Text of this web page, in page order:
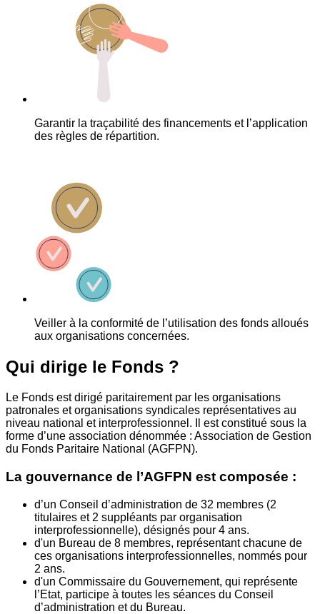
Garantir la traçabilité des financements et l’application
des règles de répartition.
Veiller à la conformité de l’utilisation des fonds alloués
aux organisations concernées.
Qui dirige le Fonds ?
Le Fonds est dirigé paritairement par les organisations
patronales et organisations syndicales représentatives au
niveau national et interprofessionnel. Il est constitué sous la
forme d’une association dénommée : Association de Gestion
du Fonds Paritaire National (AGFPN).
La gouvernance de l’AGFPN est composée :
d’un Conseil d’administration de 32 membres (2
titulaires et 2 suppléants par organisation
interprofessionnelle), désignés pour 4 ans.
d'un Bureau de 8 membres, représentant chacune de
ces organisations interprofessionnelles, nommés pour
2 ans.
d'un Commissaire du Gouvernement, qui représente
l’Etat, participe à toutes les séances du Conseil
d’administration et du Bureau.